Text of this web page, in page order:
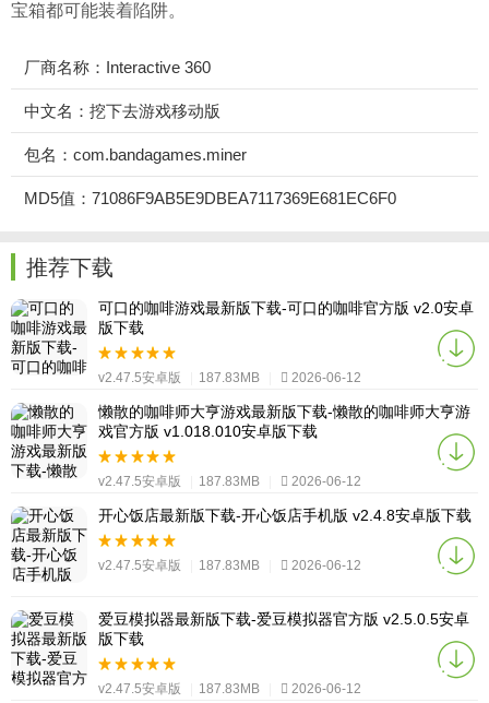
宝箱都可能装着陷阱。
厂商名称：Interactive 360
中文名：挖下去游戏移动版
包名：com.bandagames.miner
MD5值：71086F9AB5E9DBEA7117369E681EC6F0
推荐下载
可口的咖啡游戏最新版下载-可口的咖啡官方版 v2.0安卓
版下载
v2.47.5安卓版 187.83MB 2026-06-12
懒散的咖啡师大亨游戏最新版下载-懒散的咖啡师大亨游
戏官方版 v1.018.010安卓版下载
v2.47.5安卓版 187.83MB 2026-06-12
开心饭店最新版下载-开心饭店手机版 v2.4.8安卓版下载
v2.47.5安卓版 187.83MB 2026-06-12
爱豆模拟器最新版下载-爱豆模拟器官方版 v2.5.0.5安卓
版下载
v2.47.5安卓版 187.83MB 2026-06-12